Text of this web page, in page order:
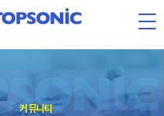
​커뮤니티